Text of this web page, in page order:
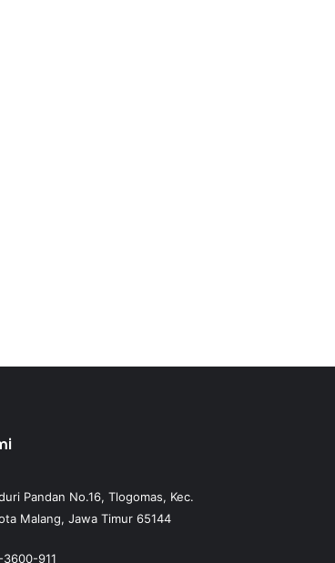
Pandan No.16, Tlogomas, Kec.
Malang, Jawa Timur 65144
3600-911